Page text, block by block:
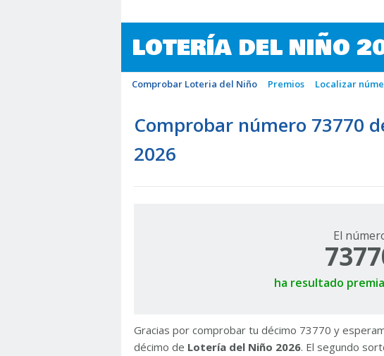
LOTERÍA DEL NIÑO
Comprobar Loteria del Niño Premios Localizar
Comprobar número 73770
2026
El
ha resultado
Gracias por comprobar tu décimo 73770 y
décimo de Lotería del Niño 2026. El segundo